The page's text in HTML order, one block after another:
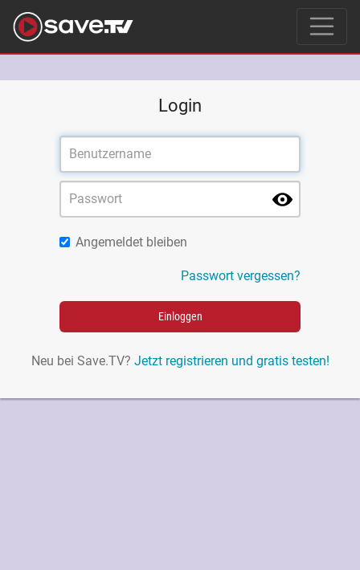
Login
Angemeldet bleiben
Passwort vergessen?
Einloggen
Neu bei Save.TV? Jetzt registrieren und gratis testen!